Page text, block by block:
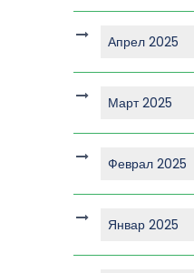
Апрел 2025
Март 2025
Феврал 2025
Январ 2025